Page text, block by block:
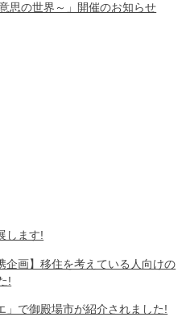
思の世界～」開催のお知らせ
します!
企画】移住を考えている人向けの
!
」で御殿場市が紹介されました!